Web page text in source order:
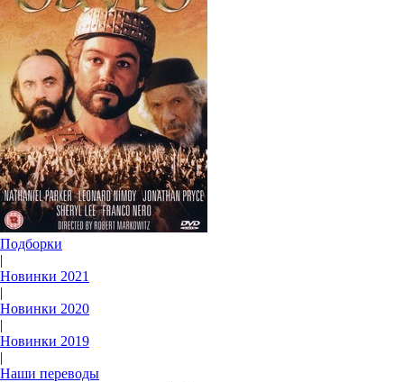
Подборки
|
Новинки 2021
|
Новинки 2020
|
Новинки 2019
|
Наши переводы